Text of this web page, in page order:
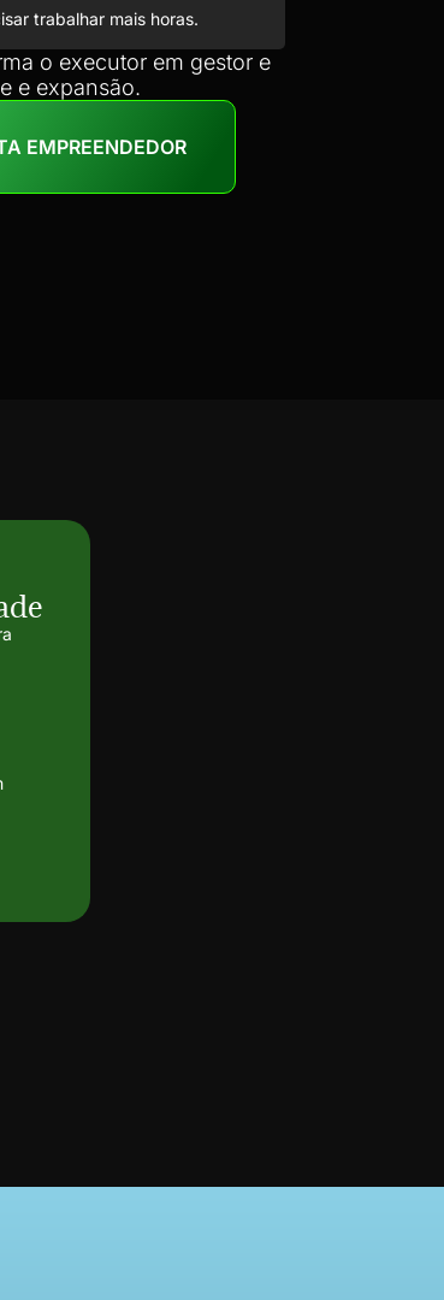
trabalhar mais horas.
o executor em gestor e
e expansão.
EMPREENDEDOR